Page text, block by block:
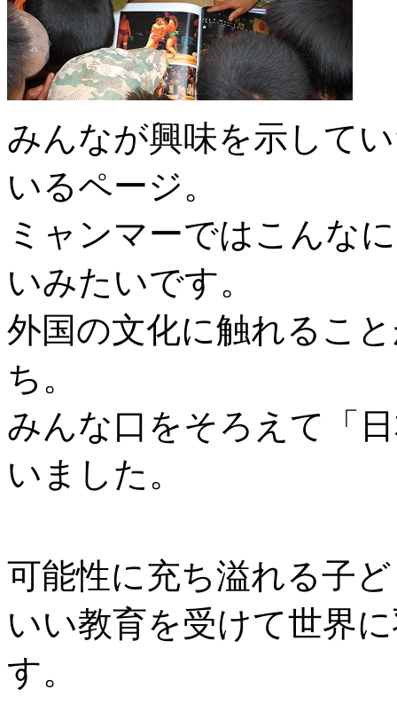
みんなが興味を示して
いるページ。
ミャンマーではこんな
いみたいです。
外国の文化に触れるこ
ち。
みんな口をそろえて「
いました。
可能性に充ち溢れる子
いい教育を受けて世界
す。